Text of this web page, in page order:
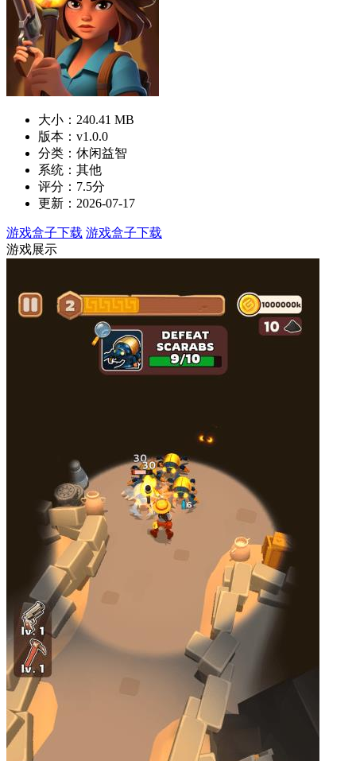
大小：240.41 MB
版本：v1.0.0
分类：休闲益智
系统：其他
评分：7.5分
更新：2026-07-17
游戏盒子下载 游戏盒子下载
游戏展示